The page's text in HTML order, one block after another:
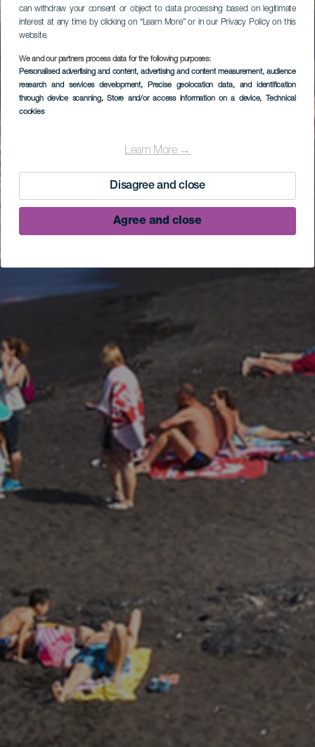
can withdraw your consent or object to data processing based on legitimate
interest at any time by clicking on “Learn More” or in our Privacy Policy on this
website.
We and our partners process data for the following purposes:
Personalised advertising and content, advertising and content measurement, audience
research and services development, Precise geolocation data, and identification
through device scanning, Store and/or access information on a device, Technical
cookies
Learn More →
Disagree and close
Agree and close